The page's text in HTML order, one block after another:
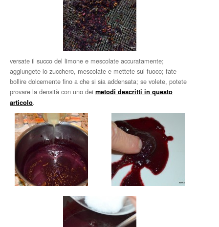
versate il succo del limone e mescolate accuratamente;
aggiungete lo zucchero, mescolate e mettete sul fuoco; fate
bollire dolcemente fino a che si sia addensata; se volete, potete
provare la densità con uno dei metodi descritti in questo
articolo.